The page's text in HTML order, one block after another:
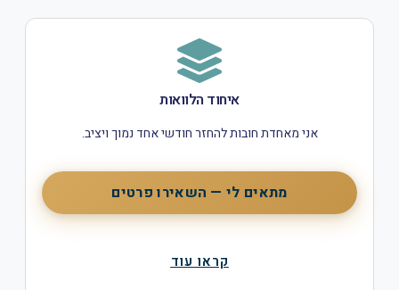
איחוד הלוואות
אני מאחדת חובות להחזר חודשי אחד נמוך ויציב.
מתאים לי — השאירו פרטים
קראו עוד